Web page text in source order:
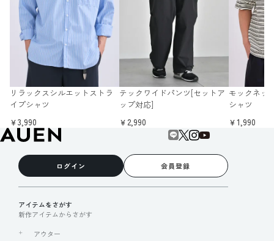
リラックスシルエットストラ
イプシャツ
￥3,990
テックワイドパンツ[セットア
ップ対応]
￥2,990
モックネッ
シャツ
￥1,990
ログイン 会員登録
アイテムをさがす
新作アイテムからさがす
アウター